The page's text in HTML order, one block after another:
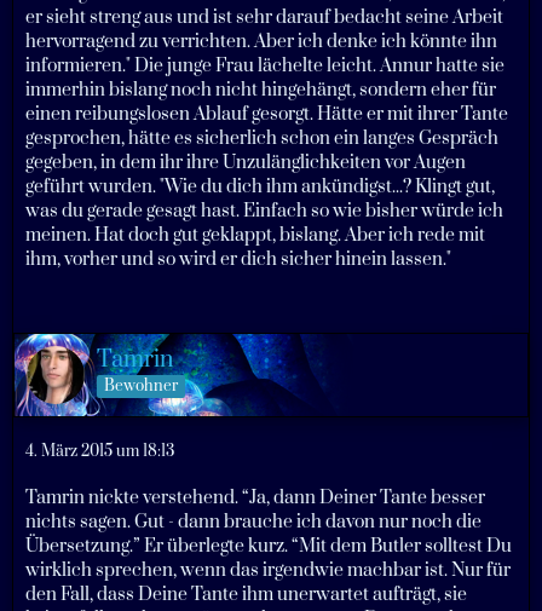
er sieht streng aus und ist sehr darauf bedacht seine Arbeit
hervorragend zu verrichten. Aber ich denke ich könnte ihn
informieren." Die junge Frau lächelte leicht. Annur hatte sie
immerhin bislang noch nicht hingehängt, sondern eher für
einen reibungslosen Ablauf gesorgt. Hätte er mit ihrer Tante
gesprochen, hätte es sicherlich schon ein langes Gespräch
gegeben, in dem ihr ihre Unzulänglichkeiten vor Augen
geführt wurden. "Wie du dich ihm ankündigst...? Klingt gut,
was du gerade gesagt hast. Einfach so wie bisher würde ich
meinen. Hat doch gut geklappt, bislang. Aber ich rede mit
ihm, vorher und so wird er dich sicher hinein lassen."
Tamrin
Bewohner
4. März 2015 um 18:13
Tamrin nickte verstehend. “Ja, dann Deiner Tante besser
nichts sagen. Gut - dann brauche ich davon nur noch die
Übersetzung.” Er überlegte kurz. “Mit dem Butler solltest Du
wirklich sprechen, wenn das irgendwie machbar ist. Nur für
den Fall, dass Deine Tante ihm unerwartet aufträgt, sie